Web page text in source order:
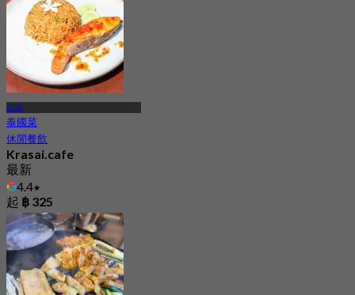
大城
泰國菜
休閒餐飲
Krasai.cafe
最新
4.4
起 ฿ 325